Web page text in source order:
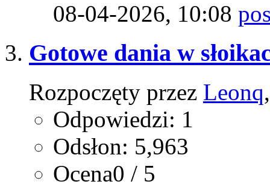
08-04-2026, 10:08
Gotowe dania w
Rozpoczęty przez Leonq
Odpowiedzi: 1
Odsłon: 5,963
Ocena0 / 5